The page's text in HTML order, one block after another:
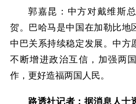
郭嘉昆：中方对戴维斯
贺。巴哈马是中国在加勒比地
中巴关系持续稳定发展。中方
不断增进政治互信，加强两
作，更好造福两国人民。
路透社记者：据消息人士